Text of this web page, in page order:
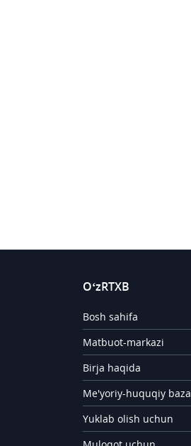
O‘zRTXB
Bosh sahifa
Matbuot-markazi
Birja haqida
Me'yoriy-huquqiy baza
Yuklab olish uchun